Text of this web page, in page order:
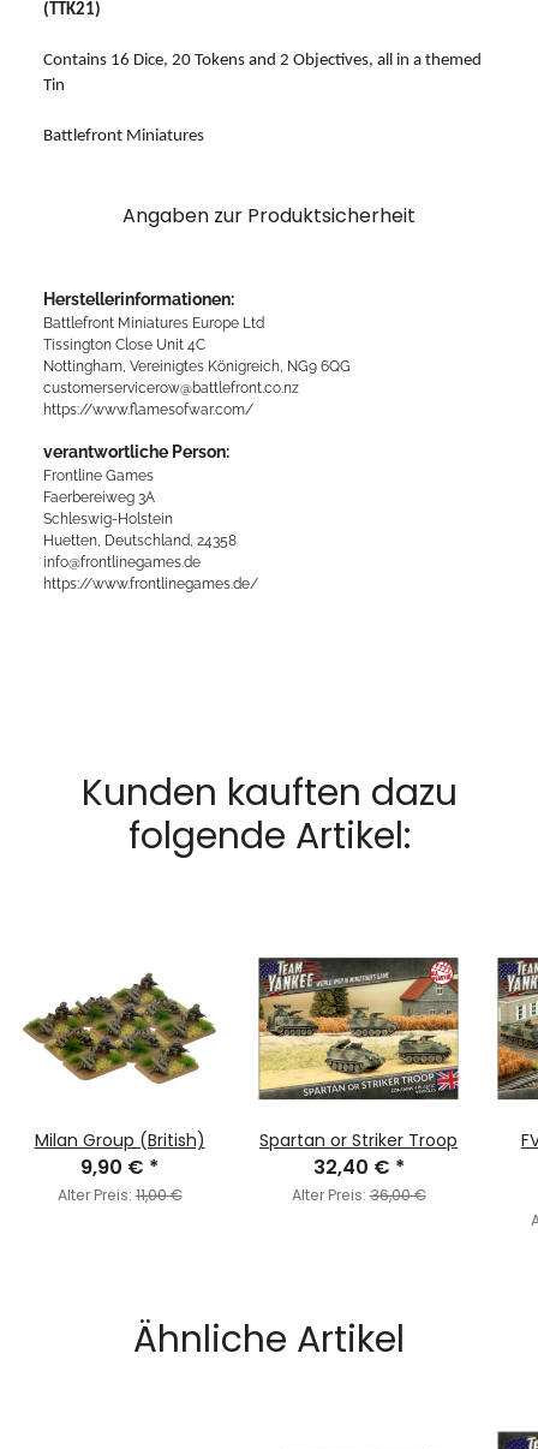
(TTK21)
Contains 16 Dice, 20 Tokens and 2 Objectives, all in a themed
Tin
Battlefront Miniatures
Angaben zur Produktsicherheit
Herstellerinformationen:
Battlefront Miniatures Europe Ltd
Tissington Close Unit 4C
Nottingham, Vereinigtes Königreich, NG9 6QG
customerservicerow@battlefront.co.nz
https://www.flamesofwar.com/
verantwortliche Person:
Frontline Games
Faerbereiweg 3A
Schleswig-Holstein
Huetten, Deutschland, 24358
info@frontlinegames.de
https://www.frontlinegames.de/
Kunden kauften dazu
folgende Artikel:
Milan Group (British)
9,90 € *
Alter Preis:11,00 €
Spartan or Striker Troop
32,40 € *
Alter Preis:36,00 €
Ähnliche Artikel